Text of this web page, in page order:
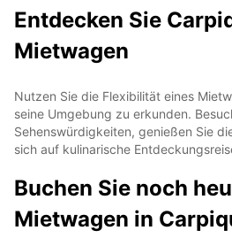
Entdecken Sie
Mietwagen
Nutzen Sie die Flexibilität eines
seine Umgebung zu erkunden.
Sehenswürdigkeiten, genießen Sie
sich auf kulinarische
Buchen Sie noch
Mietwagen in